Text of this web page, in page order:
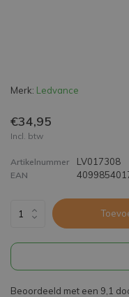
Merk: Ledvance
€34,95
Incl. btw
Artikelnummer LV017308
EAN
Beoordeeld met een 9,1